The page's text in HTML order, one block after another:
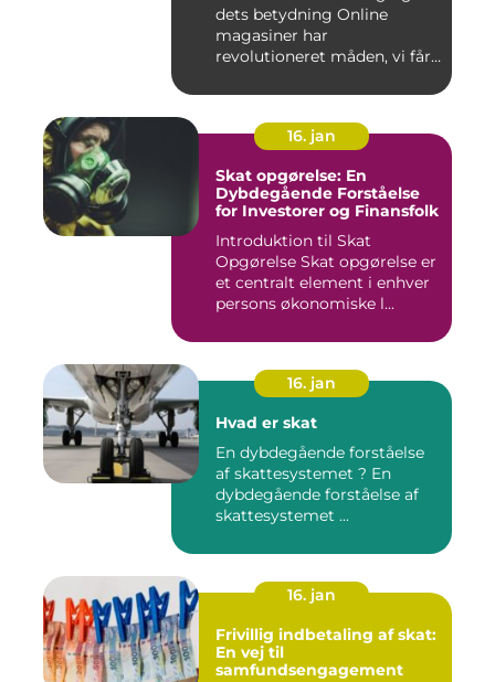
dets betydning Online
magasiner har
revolutioneret måden, vi får
16. jan
Skat opgørelse: En
Dybdegående Forståelse
for Investorer og Finansfolk
Introduktion til Skat
Opgørelse Skat opgørelse er
et centralt element i enhver
persons økonomiske l...
16. jan
Hvad er skat
En dybdegående forståelse
af skattesystemet ? En
dybdegående forståelse af
skattesystemet ...
16. jan
Frivillig indbetaling af skat:
En vej til
samfundsengagement